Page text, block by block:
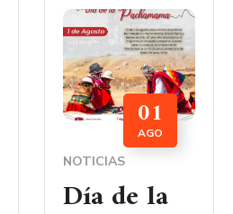
01
AGO
NOTICIAS
Día de la